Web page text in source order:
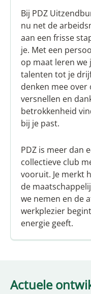
Bij PDZ
nu net de
aan een frisse
je. Met een
op maat leren we
talenten tot je
denken mee
versnellen en
betrokkenheid
bij je past.
PDZ is meer dan
collectieve club
vooruit. Je merkt
de
we nemen en de
werkplezier
energie geeft.
Actuele